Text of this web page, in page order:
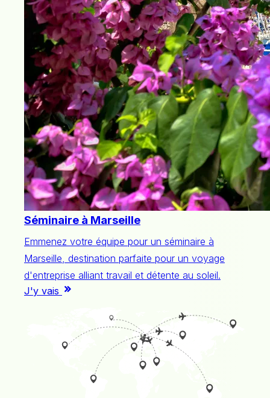
Séminaire à Marseille
Emmenez votre équipe pour un séminaire à
Marseille, destination parfaite pour un voyage
d'entreprise alliant travail et détente au soleil.
J'y vais